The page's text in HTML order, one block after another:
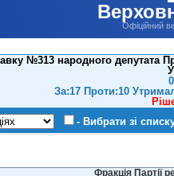
Офіційний
№313 народного депутата
За:17 Проти:10
- Вибрати зі
Фракція Партії